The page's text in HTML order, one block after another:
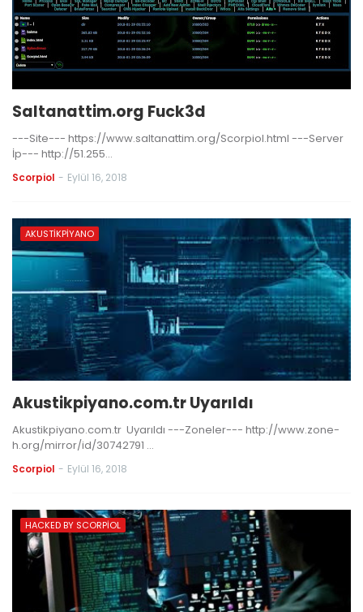
Saltanattim.org Fuck3d
---Site--- https://www.saltanattim.org/Scorpiol.html ---Server
İp--- http://51.255…
Scorpiol - Eylül 16, 2018
AKUSTIKPIYANO
Akustikpiyano.com.tr Uyarıldı
Akustikpiyano.com.tr Uyarıldı ---Zoneler--- http://www.zone-
h.org/mirror/id/30742791 …
Scorpiol - Eylül 16, 2018
HACKED BY SCORPIOL